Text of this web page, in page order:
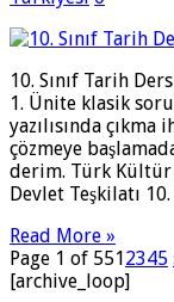
10. Sınıf Tarih
1. Ünite klasik
yazılısında
çözmeye
derim. Türk
Devlet Teşkilatı
Read More »
Page 1 of 5512345
[archive_loop]